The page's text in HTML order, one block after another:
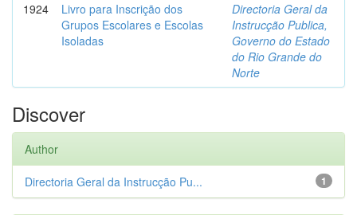
1924
Livro para Inscrição dos
Grupos Escolares e Escolas
Isoladas
Directoria Geral da
Instrucção Publica,
Governo do Estado
do Rio Grande do
Norte
Discover
Author
1
Directoria Geral da Instrucção Pu...